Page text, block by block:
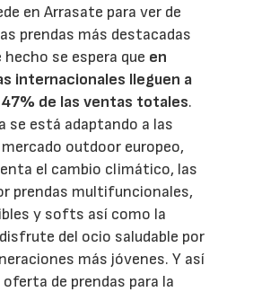
en Arrasate para ver de
prendas más destacadas
hecho se espera que en
internacionales lleguen a
de las ventas totales.
se está adaptando a las
outdoor europeo,
el cambio climático, las
prendas multifuncionales,
y softs así como la
del ocio saludable por
más jóvenes. Y así
de prendas para la